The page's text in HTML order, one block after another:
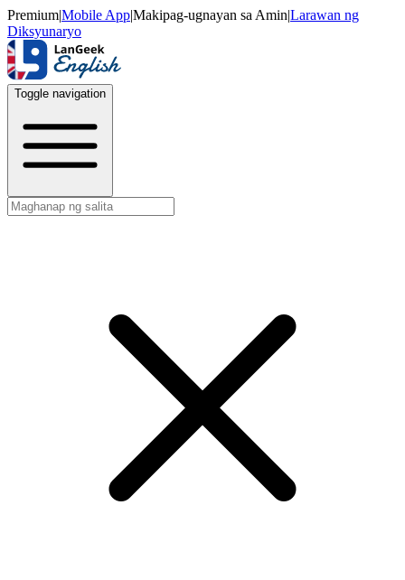
Premium|Mobile App|Makipag-ugnayan sa Amin|Larawan ng
Diksyunaryo
Toggle navigation